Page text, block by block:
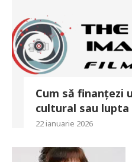
Cum să finanțezi
cultural sau lupta
22 ianuarie 2026